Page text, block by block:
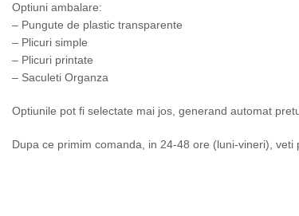
Optiuni ambalare:
– Pungute de plastic transparente
– Plicuri simple
– Plicuri printate
– Saculeti Organza
Optiunile pot fi selectate mai jos, generand automat
Dupa ce primim comanda, in 24-48 ore (luni-vineri),